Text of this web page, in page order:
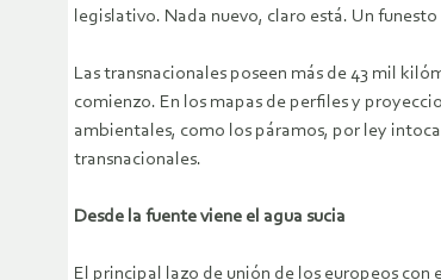
legislativo. Nada nuevo, claro está. Un
Las transnacionales poseen más de 43 mil
comienzo. En los mapas de perfiles y
ambientales, como los páramos, por ley
transnacionales.
Desde la fuente viene el agua sucia
El principal lazo de unión de los europeos